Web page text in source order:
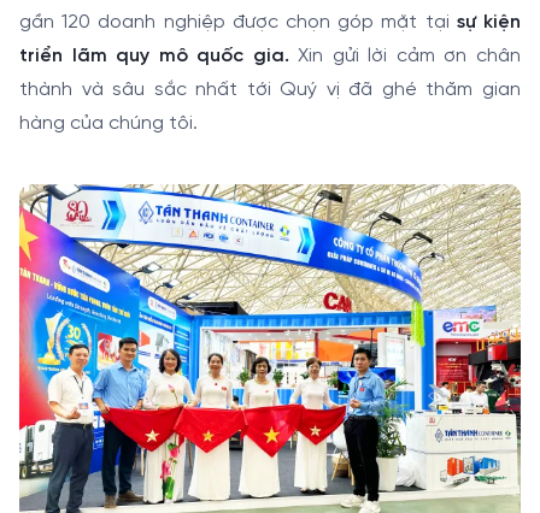
gần 120 doanh nghiệp được chọn góp mặt tại sự kiện
triển lãm quy mô quốc gia. Xin gửi lời cảm ơn chân
thành và sâu sắc nhất tới Quý vị đã ghé thăm gian
hàng của chúng tôi.